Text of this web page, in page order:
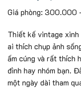
Giá phòng:
Thiết kế vintage xinh
ai thích chụp ảnh
ấm cúng và rất thích
đình hay nhóm bạn.
một ngày dài tham